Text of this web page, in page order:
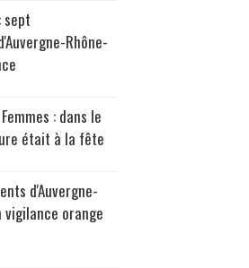
sept
Rhône-
: dans le
était à la fête
d'Auvergne-
vigilance orange